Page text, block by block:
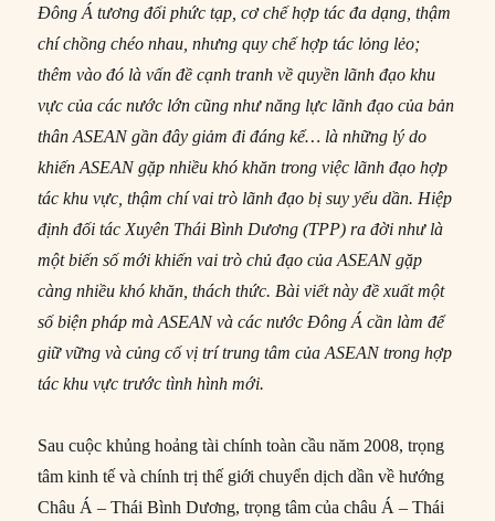
Đông Á tương đối phức tạp, cơ chế hợp tác đa dạng, thậm
chí chồng chéo nhau, nhưng quy chế hợp tác lỏng lẻo;
thêm vào đó là vấn đề cạnh tranh về quyền lãnh đạo khu
vực của các nước lớn cũng như năng lực lãnh đạo của bản
thân ASEAN gần đây giảm đi đáng kể… là những lý do
khiến ASEAN gặp nhiều khó khăn trong việc lãnh đạo hợp
tác khu vực, thậm chí vai trò lãnh đạo bị suy yếu dần. Hiệp
định đối tác Xuyên Thái Bình Dương (TPP) ra đời như là
một biến số mới khiến vai trò chủ đạo của ASEAN gặp
càng nhiều khó khăn, thách thức. Bài viết này đề xuất một
số biện pháp mà ASEAN và các nước Đông Á cần làm để
giữ vững và củng cố vị trí trung tâm của ASEAN trong hợp
tác khu vực trước tình hình mới.
Sau cuộc khủng hoảng tài chính toàn cầu năm 2008, trọng
tâm kinh tế và chính trị thế giới chuyển dịch dần về hướng
Châu Á – Thái Bình Dương, trọng tâm của châu Á – Thái